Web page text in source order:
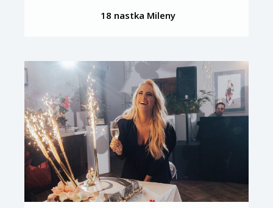
18 nastka Mileny